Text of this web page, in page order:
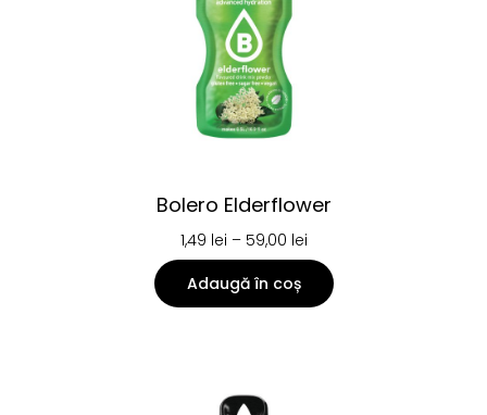
Bolero Elderflower
1,49 lei – 59,00 lei
Adaugă în coș